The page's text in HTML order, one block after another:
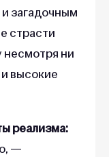
загадочным
страсти
несмотря ни
высокие
реализма:
—